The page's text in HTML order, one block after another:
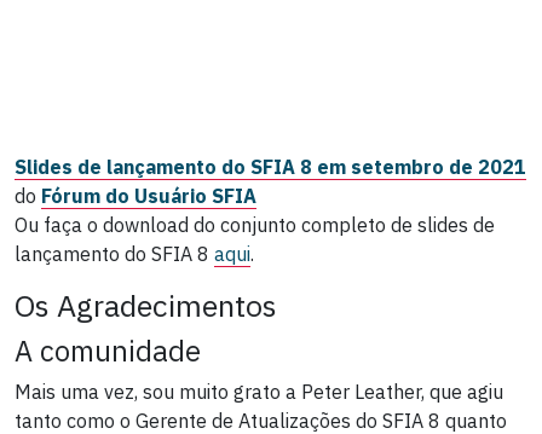
Slides de lançamento do SFIA 8 em setembro de 2021
do Fórum do Usuário SFIA
Ou faça o download do conjunto completo de slides de
lançamento do SFIA 8 aqui.
Os Agradecimentos
A comunidade
Mais uma vez, sou muito grato a Peter Leather, que agiu
tanto como o Gerente de Atualizações do SFIA 8 quanto